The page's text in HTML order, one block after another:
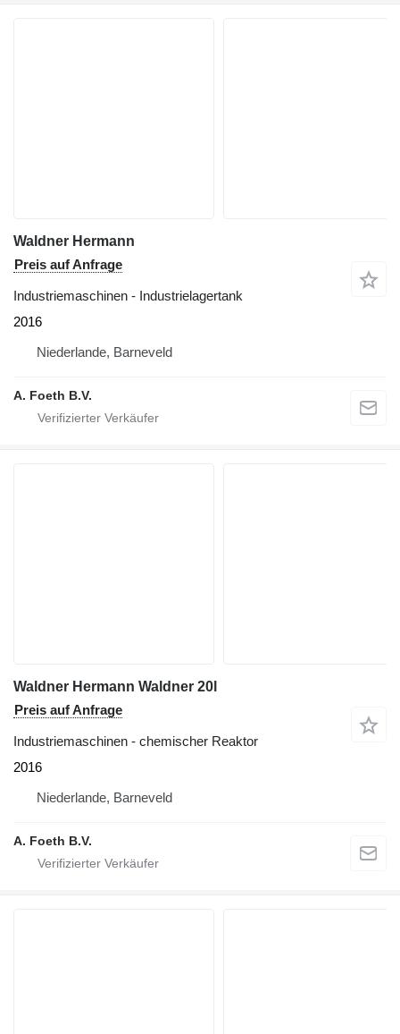
Waldner Hermann
Preis auf Anfrage
Industriemaschinen - Industrielagertank
2016
Niederlande, Barneveld
A. Foeth B.V.
Waldner Hermann Waldner 20l
Preis auf Anfrage
Industriemaschinen - chemischer Reaktor
2016
Niederlande, Barneveld
A. Foeth B.V.